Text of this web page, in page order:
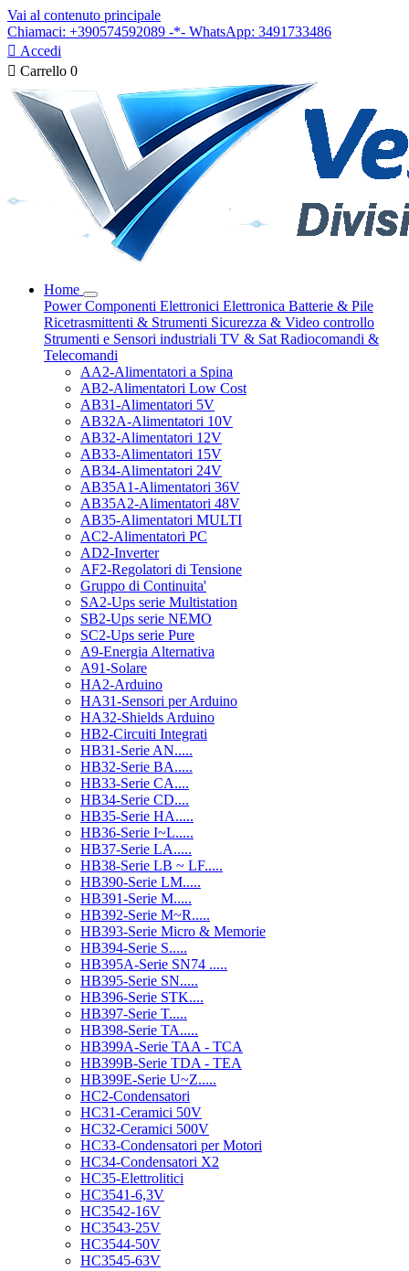
Vai al contenuto principale
Chiamaci: +390574592089 -*- WhatsApp: 3491733486
 Accedi
 Carrello 0
Home
PowerComponenti Elettronici Elettronica Batterie & Pile
Ricetrasmittenti & Strumenti Sicurezza & Video controllo
Strumenti e Sensori industriali TV & Sat Radiocomandi &
Telecomandi
AA2-Alimentatori a Spina
AB2-Alimentatori Low Cost
AB31-Alimentatori 5V
AB32A-Alimentatori 10V
AB32-Alimentatori 12V
AB33-Alimentatori 15V
AB34-Alimentatori 24V
AB35A1-Alimentatori 36V
AB35A2-Alimentatori 48V
AB35-Alimentatori MULTI
AC2-Alimentatori PC
AD2-Inverter
AF2-Regolatori di Tensione
Gruppo di Continuita'
SA2-Ups serie Multistation
SB2-Ups serie NEMO
SC2-Ups serie Pure
A9-Energia Alternativa
A91-Solare
HA2-Arduino
HA31-Sensori per Arduino
HA32-Shields Arduino
HB2-Circuiti Integrati
HB31-Serie AN.....
HB32-Serie BA.....
HB33-Serie CA....
HB34-Serie CD....
HB35-Serie HA.....
HB36-Serie I~L.....
HB37-Serie LA.....
HB38-Serie LB ~ LF.....
HB390-Serie LM.....
HB391-Serie M.....
HB392-Serie M~R.....
HB393-Serie Micro & Memorie
HB394-Serie S.....
HB395A-Serie SN74 .....
HB395-Serie SN.....
HB396-Serie STK....
HB397-Serie T.....
HB398-Serie TA.....
HB399A-Serie TAA - TCA
HB399B-Serie TDA - TEA
HB399E-Serie U~Z.....
HC2-Condensatori
HC31-Ceramici 50V
HC32-Ceramici 500V
HC33-Condensatori per Motori
HC34-Condensatori X2
HC35-Elettrolitici
HC3541-6,3V
HC3542-16V
HC3543-25V
HC3544-50V
HC3545-63V